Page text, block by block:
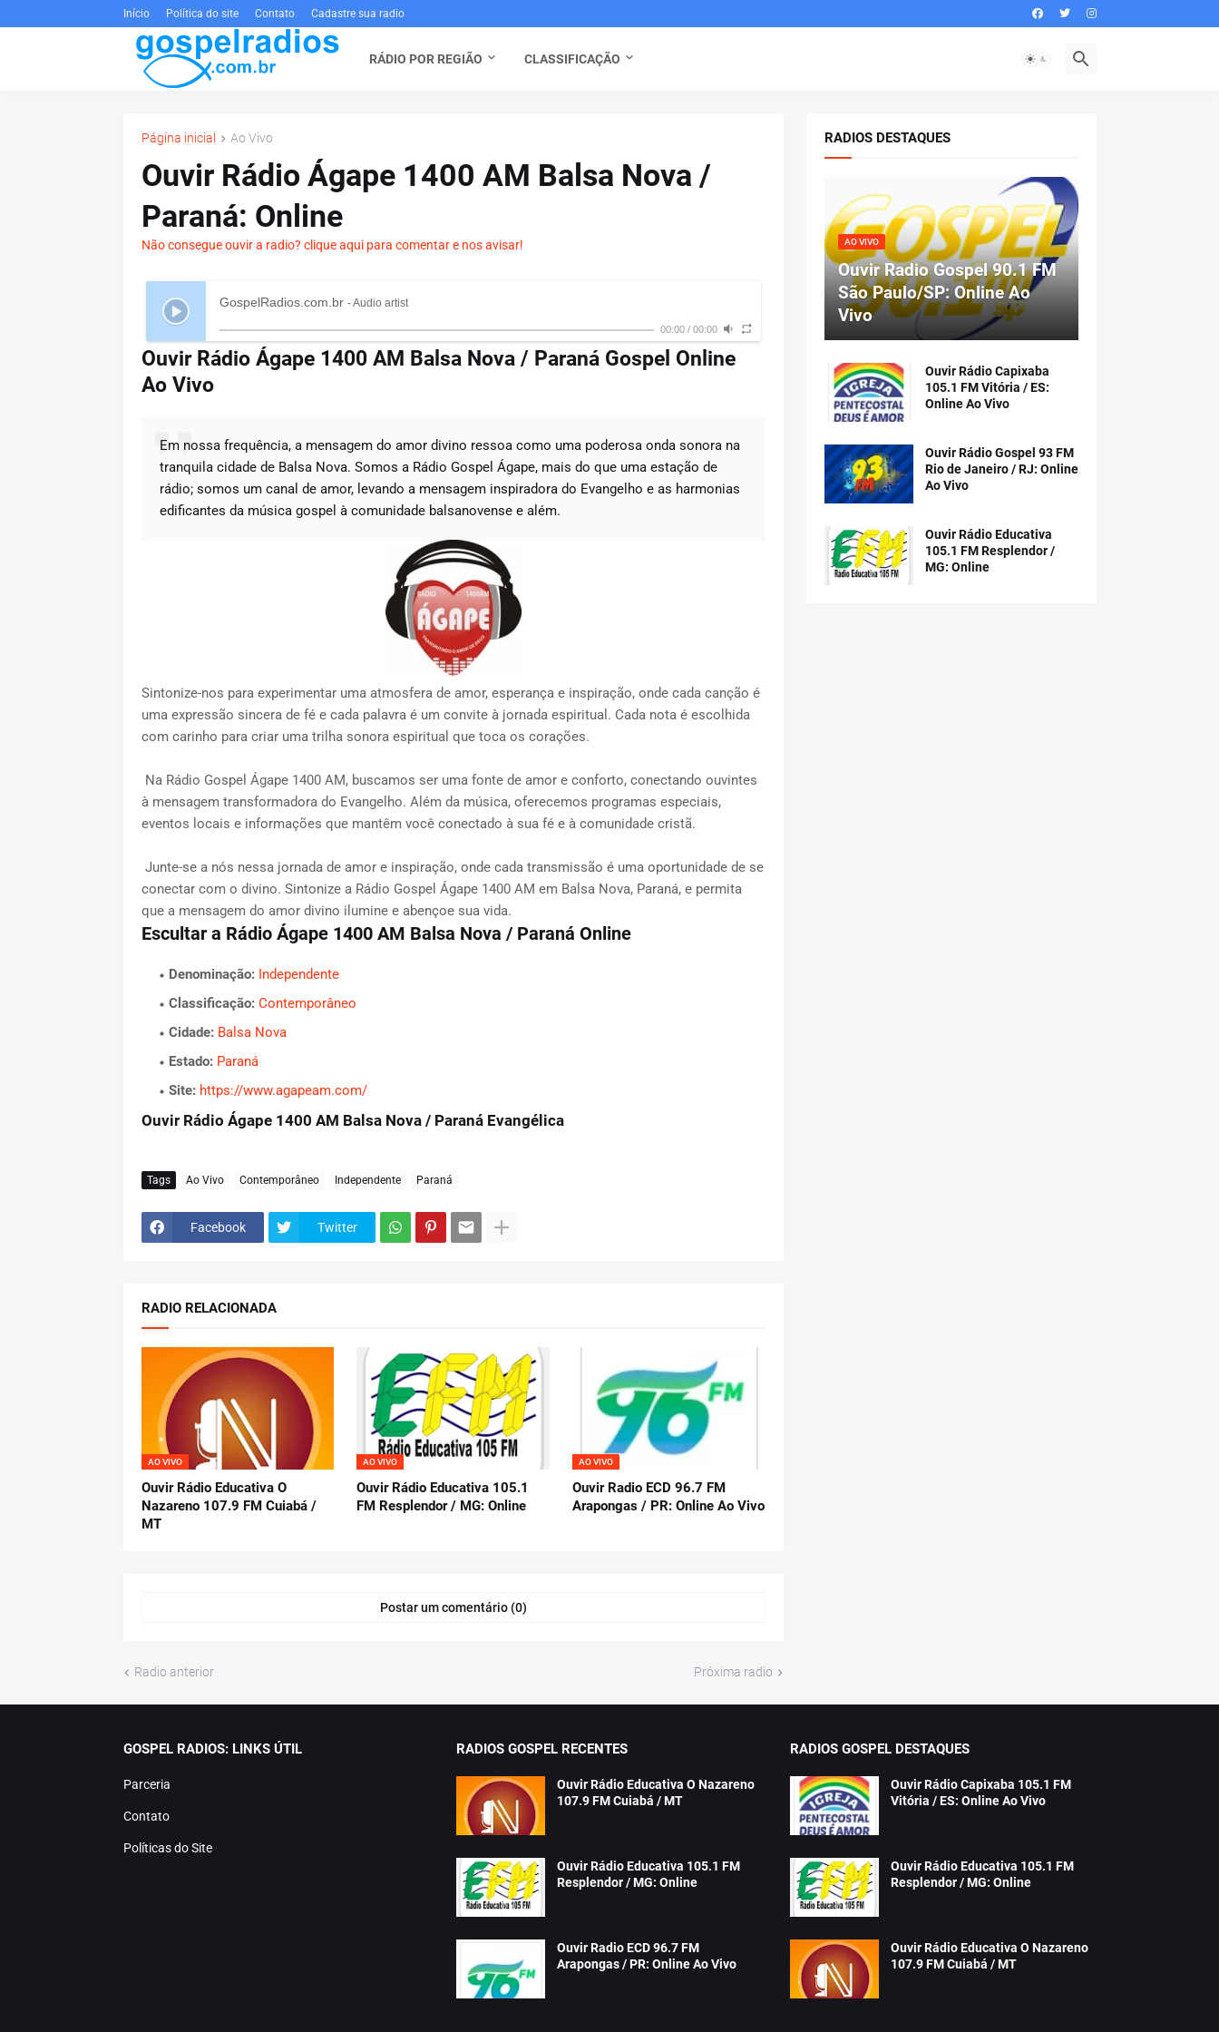
Início Política do site Contato Cadastre sua radio
RÁDIO POR REGIÃO CLASSIFICAÇÃO
Página inicial Ao Vivo
Ouvir Rádio Ágape 1400 AM Balsa Nova /
Paraná: Online
Não consegue ouvir a radio? clique aqui para comentar e nos avisar!
GospelRadios.com.br - Audio artist
00:00/ 00:00
Ouvir Rádio Ágape 1400 AM Balsa Nova / Paraná Gospel Online
Ao Vivo
Em nossa frequência, a mensagem do amor divino ressoa como uma poderosa onda sonora na
tranquila cidade de Balsa Nova. Somos a Rádio Gospel Ágape, mais do que uma estação de
rádio; somos um canal de amor, levando a mensagem inspiradora do Evangelho e as harmonias
edificantes da música gospel à comunidade balsanovense e além.
Sintonize-nos para experimentar uma atmosfera de amor, esperança e inspiração, onde cada canção é
uma expressão sincera de fé e cada palavra é um convite à jornada espiritual. Cada nota é escolhida
com carinho para criar uma trilha sonora espiritual que toca os corações.
Na Rádio Gospel Ágape 1400 AM, buscamos ser uma fonte de amor e conforto, conectando ouvintes
à mensagem transformadora do Evangelho. Além da música, oferecemos programas especiais,
eventos locais e informações que mantêm você conectado à sua fé e à comunidade cristã.
Junte-se a nós nessa jornada de amor e inspiração, onde cada transmissão é uma oportunidade de se
conectar com o divino. Sintonize a Rádio Gospel Ágape 1400 AM em Balsa Nova, Paraná, e permita
que a mensagem do amor divino ilumine e abençoe sua vida.
Escultar a Rádio Ágape 1400 AM Balsa Nova / Paraná Online
Denominação: Independente
Classificação: Contemporâneo
Cidade: Balsa Nova
Estado: Paraná
Site: https://www.agapeam.com/
Ouvir Rádio Ágape 1400 AM Balsa Nova / Paraná Evangélica
Tags Ao Vivo Contemporâneo Independente Paraná
Facebook Twitter
RADIO RELACIONADA
AO VIVO
Ouvir Rádio Educativa O
Nazareno 107.9 FM Cuiabá /
MT
AO VIVO
Ouvir Rádio Educativa 105.1
FM Resplendor / MG: Online
AO VIVO
Ouvir Radio ECD 96.7 FM
Arapongas / PR: Online Ao Vivo
Postar um comentário (0)
Radio anterior Próxima radio
RADIOS DESTAQUES
AO VIVO
Ouvir Radio Gospel 90.1 FM
São Paulo/SP: Online Ao
Vivo
Ouvir Rádio Capixaba
105.1 FM Vitória / ES:
Online Ao Vivo
Ouvir Rádio Gospel 93 FM
Rio de Janeiro / RJ: Online
Ao Vivo
Ouvir Rádio Educativa
105.1 FM Resplendor /
MG: Online
GOSPEL RADIOS: LINKS ÚTIL
Parceria
Contato
Políticas do Site
RADIOS GOSPEL RECENTES
Ouvir Rádio Educativa O Nazareno
107.9 FM Cuiabá / MT
Ouvir Rádio Educativa 105.1 FM
Resplendor / MG: Online
Ouvir Radio ECD 96.7 FM
Arapongas / PR: Online Ao Vivo
RADIOS GOSPEL DESTAQUES
Ouvir Rádio Capixaba 105.1 FM
Vitória / ES: Online Ao Vivo
Ouvir Rádio Educativa 105.1 FM
Resplendor / MG: Online
Ouvir Rádio Educativa O Nazareno
107.9 FM Cuiabá / MT